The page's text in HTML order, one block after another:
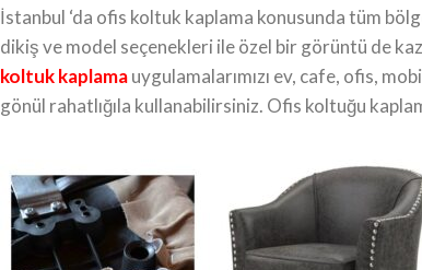
İstanbul ‘da ofis koltuk kaplama konusunda tüm
dikiş ve model seçenekleri ile özel bir görüntü de
koltuk kaplamauygulamalarımızı ev, cafe, ofis,
gönül rahatlığıla kullanabilirsiniz. Ofis koltuğu